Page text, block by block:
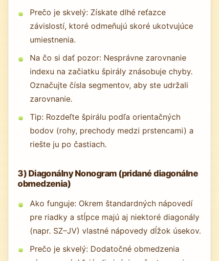
Prečo je skvelý: Získate dlhé reťazce
závislostí, ktoré odmeňujú skoré ukotvujúce
umiestnenia.
Na čo si dať pozor: Nesprávne zarovnanie
indexu na začiatku špirály znásobuje chyby.
Označujte čísla segmentov, aby ste udržali
zarovnanie.
Tip: Rozdeľte špirálu podľa orientačných
bodov (rohy, prechody medzi prstencami) a
riešte ju po častiach.
3) Diagonálny Nonogram (pridané diagonálne
obmedzenia)
Ako funguje: Okrem štandardných nápovedí
pre riadky a stĺpce majú aj niektoré diagonály
(napr. SZ–JV) vlastné nápovedy dĺžok úsekov.
Prečo je skvelý: Dodatočné obmedzenia